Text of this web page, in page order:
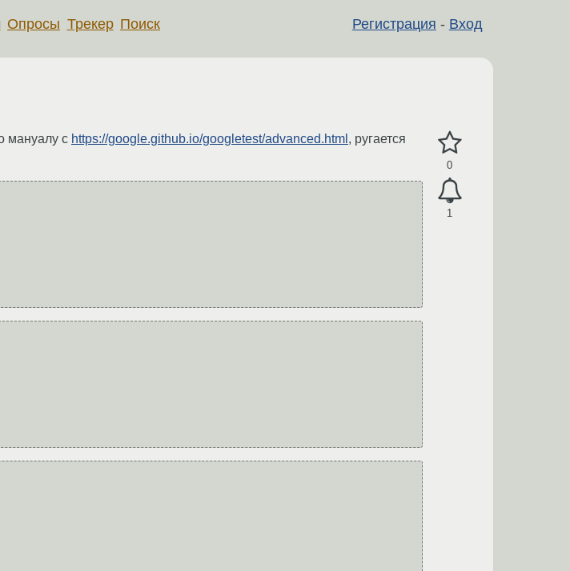
Регистрация - Вход
Опросы Трекер Поиск
0
1
мануалу с https://google.github.io/googletest/advanced.html , ругается